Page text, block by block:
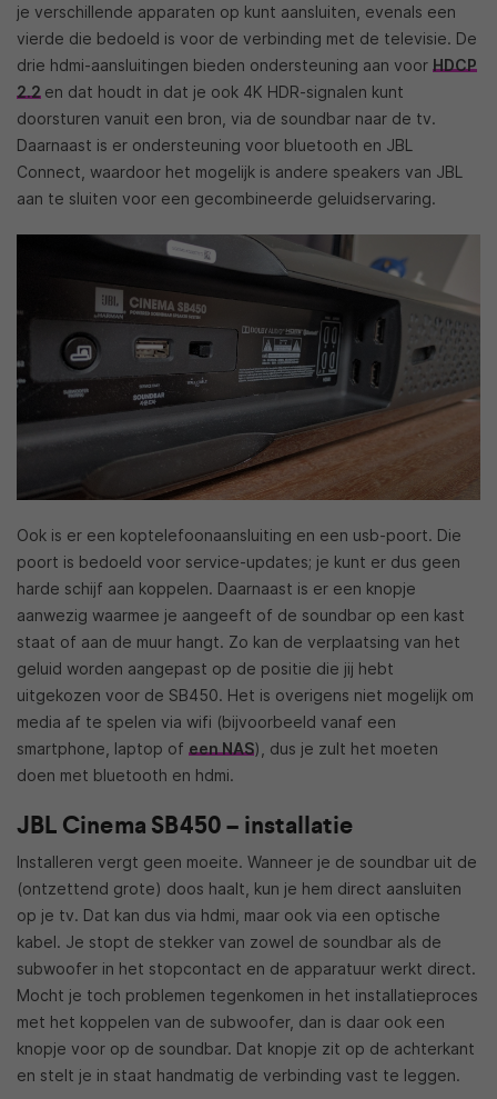
je verschillende apparaten op kunt aansluiten, evenals een
vierde die bedoeld is voor de verbinding met de televisie. De
drie hdmi-aansluitingen bieden ondersteuning aan voor HDCP
2.2 en dat houdt in dat je ook 4K HDR-signalen kunt
doorsturen vanuit een bron, via de soundbar naar de tv.
Daarnaast is er ondersteuning voor bluetooth en JBL
Connect, waardoor het mogelijk is andere speakers van JBL
aan te sluiten voor een gecombineerde geluidservaring.
Ook is er een koptelefoonaansluiting en een usb-poort. Die
poort is bedoeld voor service-updates; je kunt er dus geen
harde schijf aan koppelen. Daarnaast is er een knopje
aanwezig waarmee je aangeeft of de soundbar op een kast
staat of aan de muur hangt. Zo kan de verplaatsing van het
geluid worden aangepast op de positie die jij hebt
uitgekozen voor de SB450. Het is overigens niet mogelijk om
media af te spelen via wifi (bijvoorbeeld vanaf een
smartphone, laptop of een NAS), dus je zult het moeten
doen met bluetooth en hdmi.
JBL Cinema SB450 – installatie
Installeren vergt geen moeite. Wanneer je de soundbar uit de
(ontzettend grote) doos haalt, kun je hem direct aansluiten
op je tv. Dat kan dus via hdmi, maar ook via een optische
kabel. Je stopt de stekker van zowel de soundbar als de
subwoofer in het stopcontact en de apparatuur werkt direct.
Mocht je toch problemen tegenkomen in het installatieproces
met het koppelen van de subwoofer, dan is daar ook een
knopje voor op de soundbar. Dat knopje zit op de achterkant
en stelt je in staat handmatig de verbinding vast te leggen.